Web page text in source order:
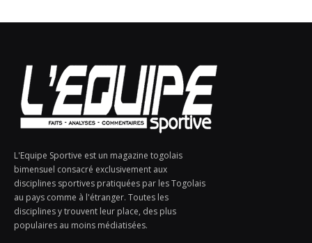
L'Equipe Sportive est un magazine togolais
bimensuel consacré exclusivement aux
disciplines sportives pratiquées par les Togolais
au pays comme à l'étranger. Toutes les
disciplines y trouvent leur place, des plus
populaires au moins médiatisées.